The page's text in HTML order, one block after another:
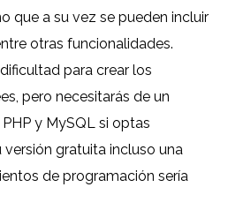
que a su vez se pueden incluir
otras funcionalidades.
para crear los
pero necesitarás de un
y MySQL si optas
versión gratuita incluso una
de programación sería